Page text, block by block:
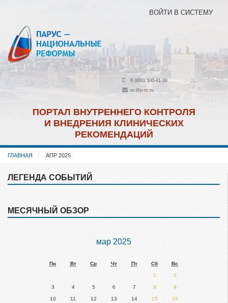
основному
содержанию
ВОЙТИ В СИСТЕМУ
8 (800) 500-41-39
uc@p-nr.ru
ПОРТАЛ ВНУТРЕННЕГО КОНТРОЛЯ
И ВНЕДРЕНИЯ КЛИНИЧЕСКИХ
РЕКОМЕНДАЦИЙ
ГЛАВНАЯ АПР 2025
Пропустить
Легенда
ЛЕГЕНДА СОБЫТИЙ
Пропустить
Месячный
МЕСЯЧНЫЙ ОБЗОР
мар 2025
Пн Вт Ср Чт Пт Сб Вс
1 2
3 4 5 6 7 8 9
10 11 12 13 14 15 16